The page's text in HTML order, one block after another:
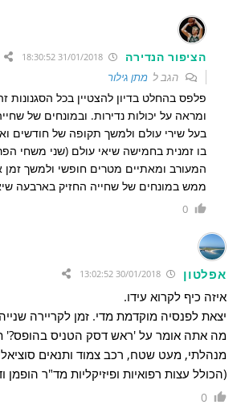
הציפור הנדירה
הגב למתן גילור
פלפס בהחלט בדיון להצטיין בכל הסגנונות
ומראה על יכולות נדירות. ובמונחים של
בעל שירי עולם ולמשך תקופה של חודשים
בו זמנית בחמישה שיאי עולם (שני משחי
המעורב ומאתיים מטרים חופשי ולמשך זמן
ממש במונחים של שחייה החזיק בארבעה
0
אפלטון
איזה כיף לקרוא עידו.
יצאת לפנסיה מוקדמת מדי. זמן לקריירה
מה אתה אומר על 'ראש דסק הטניס בהופס?'
מנהלתי, מעט שטח, רכב צמוד ותנאים
(הכולל עצות רפואיות ופיזיקליות מד"ר הופמן
0